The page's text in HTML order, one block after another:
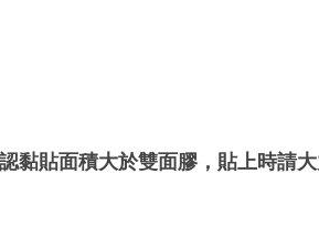
黏貼面積大於雙面膠，貼上時請